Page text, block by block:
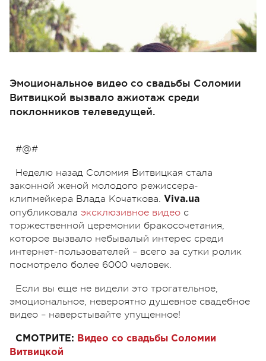
Эмоциональное видео со свадьбы Соломии
Витвицкой вызвало ажиотаж среди
поклонников телеведущей.
#@#
Неделю назад Соломия Витвицкая стала
законной женой молодого режиссера-
клипмейкера Влада Кочаткова. Viva.ua
опубликовала эксклюзивное видео с
торжественной церемонии бракосочетания,
которое вызвало небывалый интерес среди
интернет-пользователей – всего за сутки ролик
посмотрело более 6000 человек.
Если вы еще не видели это трогательное,
эмоциональное, невероятно душевное свадебное
видео – наверстывайте упущенное!
СМОТРИТЕ: Видео со свадьбы Соломии
Витвицкой